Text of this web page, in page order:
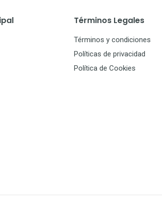
Términos Legales
Términos y condiciones
Políticas de privacidad
Política de Cookies